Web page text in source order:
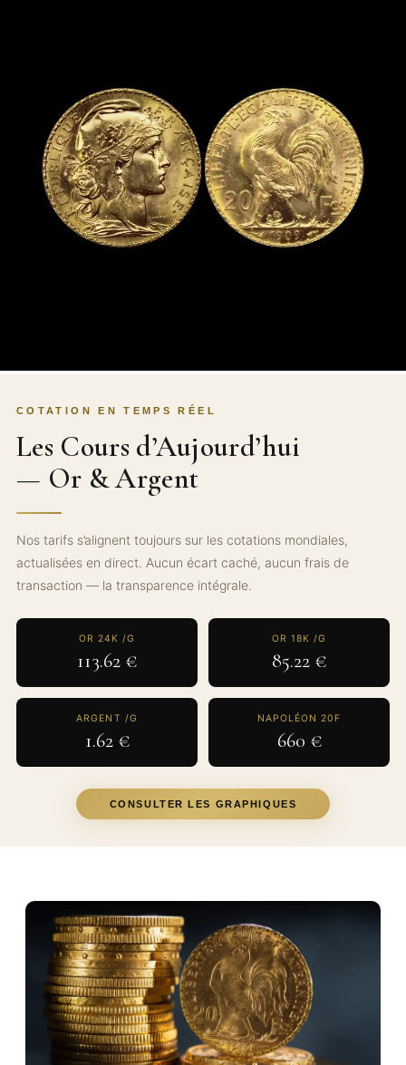
COTATION EN TEMPS RÉEL
Les Cours d’Aujourd’hui
— Or & Argent
Nos tarifs s’alignent toujours sur les cotations mondiales,
actualisées en direct. Aucun écart caché, aucun frais de
transaction — la transparence intégrale.
OR 24K /G
113.62 €
OR 18K /G
85.22 €
ARGENT /G
1.62 €
NAPOLÉON 20F
660 €
CONSULTER LES GRAPHIQUES